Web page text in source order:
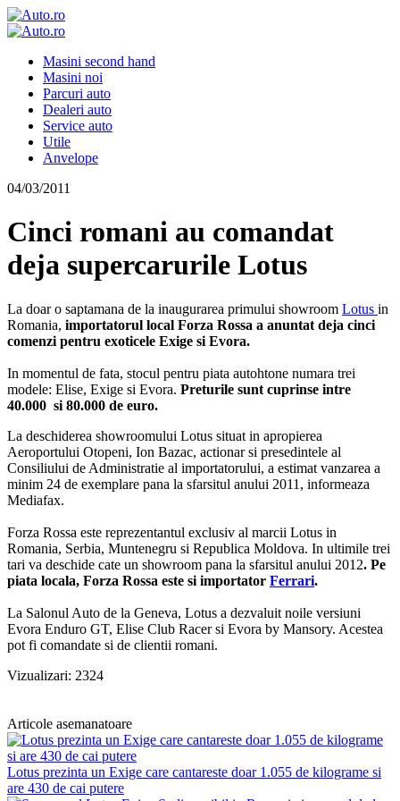
Masini second hand
Masini noi
Parcuri auto
Dealeri auto
Service auto
Utile
Anvelope
04/03/2011
Cinci romani au comandat
deja supercarurile Lotus
La doar o saptamana de la inaugurarea primului showroom Lotus in
Romania, importatorul local Forza Rossa a anuntat deja cinci
comenzi pentru exoticele Exige si Evora.
In momentul de fata, stocul pentru piata autohtone numara trei
modele: Elise, Exige si Evora. Preturile sunt cuprinse intre
40.000 si 80.000 de euro.
La deschiderea showroomului Lotus situat in apropierea
Aeroportului Otopeni, Ion Bazac, actionar si presedintele al
Consiliului de Administratie al importatorului, a estimat vanzarea a
minim 24 de exemplare pana la sfarsitul anului 2011, informeaza
Mediafax.
Forza Rossa este reprezentantul exclusiv al marcii Lotus in
Romania, Serbia, Muntenegru si Republica Moldova. In ultimile trei
tari va deschide cate un showroom pana la sfarsitul anului 2012. Pe
piata locala, Forza Rossa este si importator Ferrari.
La Salonul Auto de la Geneva, Lotus a dezvaluit noile versiuni
Evora Enduro GT, Elise Club Racer si Evora by Mansory. Acestea
pot fi comandate si de clientii romani.
Vizualizari: 2324
Articole asemanatoare
Lotus prezinta un Exige care cantareste doar 1.055 de kilograme si
are 430 de cai putere